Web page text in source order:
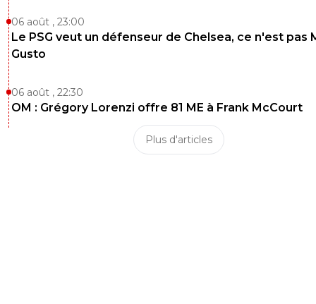
06 août , 23:00
Le PSG veut un défenseur de Chelsea, ce n'est pas
Gusto
06 août , 22:30
OM : Grégory Lorenzi offre 81 ME à Frank McCourt
Plus d'articles